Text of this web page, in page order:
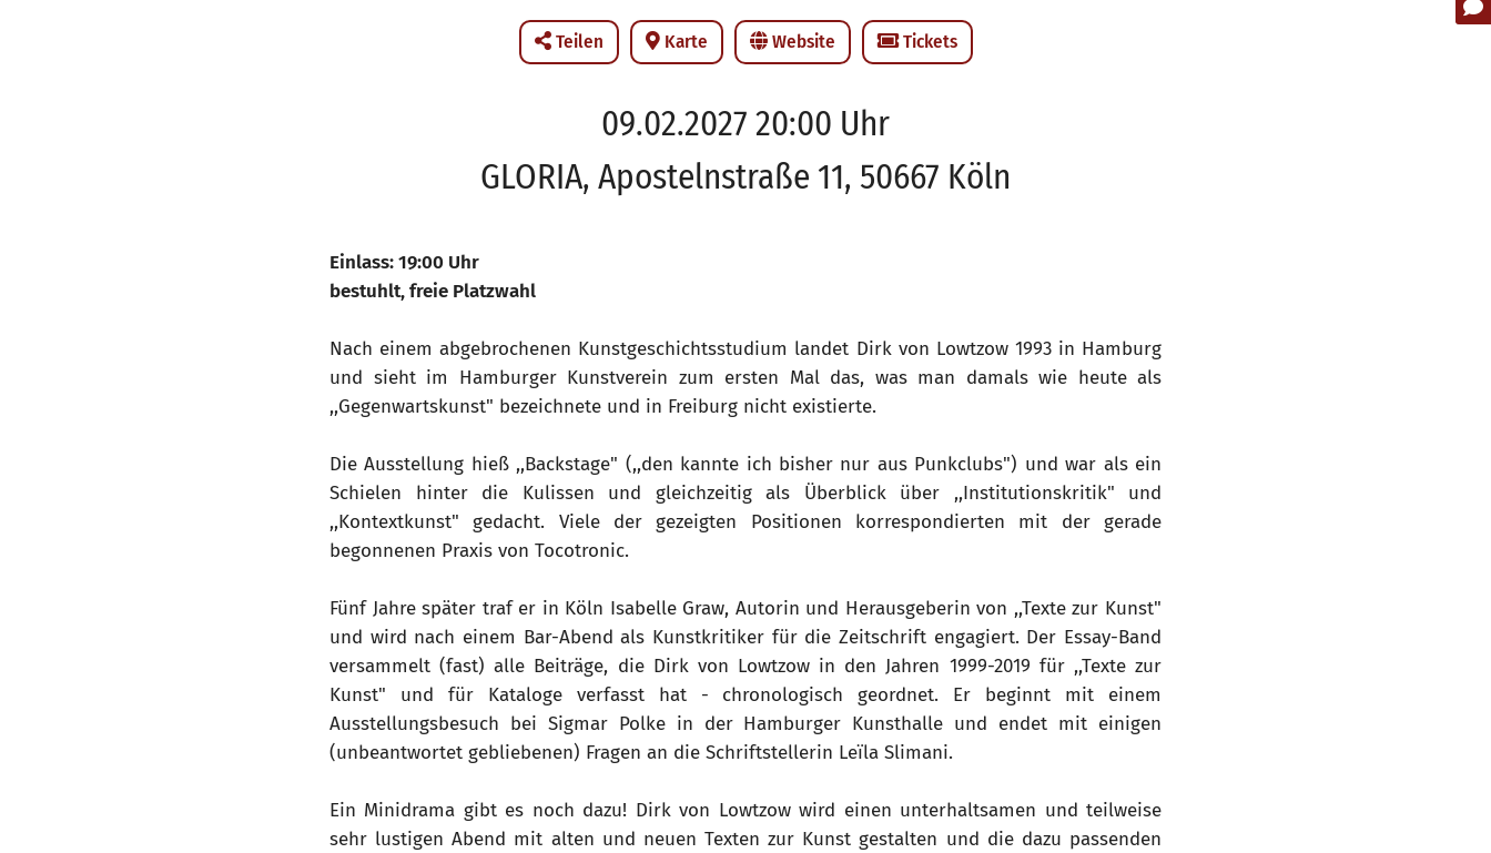
Teilen Karte Website Tickets
09.02.2027 20:00 Uhr
GLORIA, Apostelnstraße 11, 50667 Köln
Einlass: 19:00 Uhr
bestuhlt, freie Platzwahl
Nach einem abgebrochenen Kunstgeschichtsstudium landet Dirk von Lowtzow 1993 in Hamburg
und sieht im Hamburger Kunstverein zum ersten Mal das, was man damals wie heute als
,,Gegenwartskunst" bezeichnete und in Freiburg nicht existierte.
Die Ausstellung hieß ,,Backstage" (,,den kannte ich bisher nur aus Punkclubs") und war als ein
Schielen hinter die Kulissen und gleichzeitig als Überblick über ,,Institutionskritik" und
,,Kontextkunst" gedacht. Viele der gezeigten Positionen korrespondierten mit der gerade
begonnenen Praxis von Tocotronic.
Fünf Jahre später traf er in Köln Isabelle Graw, Autorin und Herausgeberin von ,,Texte zur Kunst"
und wird nach einem Bar-Abend als Kunstkritiker für die Zeitschrift engagiert. Der Essay-Band
versammelt (fast) alle Beiträge, die Dirk von Lowtzow in den Jahren 1999-2019 für ,,Texte zur
Kunst" und für Kataloge verfasst hat - chronologisch geordnet. Er beginnt mit einem
Ausstellungsbesuch bei Sigmar Polke in der Hamburger Kunsthalle und endet mit einigen
(unbeantwortet gebliebenen) Fragen an die Schriftstellerin Leïla Slimani.
Ein Minidrama gibt es noch dazu! Dirk von Lowtzow wird einen unterhaltsamen und teilweise
sehr lustigen Abend mit alten und neuen Texten zur Kunst gestalten und die dazu passenden